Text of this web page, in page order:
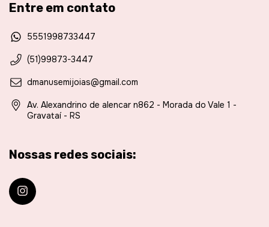
Entre em contato
5551998733447
(51)99873-3447
dmanusemijoias@gmail.com
Av. Alexandrino de alencar n862 - Morada do Vale 1 -
Gravataí - RS
Nossas redes sociais: